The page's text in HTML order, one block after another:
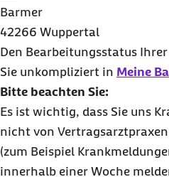
Barmer
42266 Wuppertal
Den Bearbeitungsstatus
Sie unkompliziert in Meine
Bitte beachten Sie:
Es ist wichtig, dass Sie uns
nicht von
(zum Beispiel
innerhalb einer Woche